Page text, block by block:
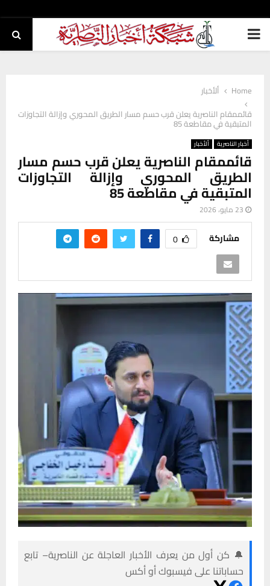
PRIMARY
Home
ألأخبار
قائممقام الناصرية يعلن قرب حسم مسار الطريق المحوري وإزالة التجاوزات
المتبقية في مقاطعة 85
أخبار الناصرية ألأخبار
قائممقام الناصرية يعلن قرب حسم مسار
الطريق المحوري وإزالة التجاوزات
المتبقية في مقاطعة 85
23 مايو، 2026
مشاركة 0
🔔 كن أول من يعرف الأخبار العاجلة عن الناصرية– تابع
حساباتنا على فيسبوك أو أكس